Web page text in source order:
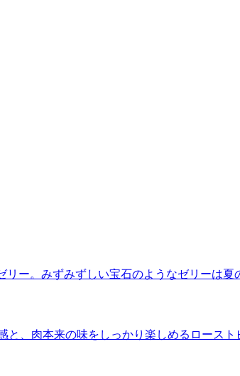
ー。みずみずしい宝石のようなゼリーは夏
、肉本来の味をしっかり楽しめるロースト